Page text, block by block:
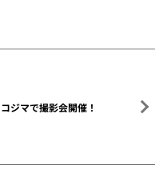
ジマで撮影会開催！